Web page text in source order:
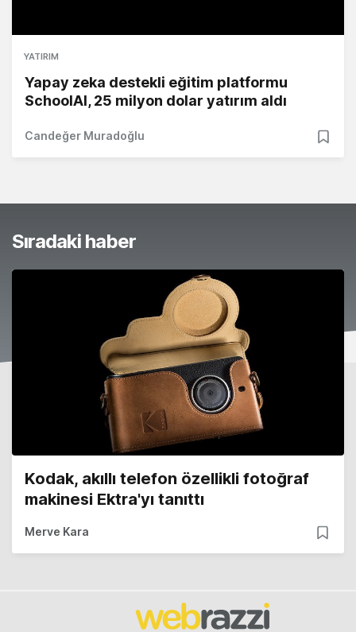
YATIRIM
Yapay zeka destekli eğitim platformu
SchoolAI, 25 milyon dolar yatırım aldı
Candeğer Muradoğlu
Sıradaki haber
Kodak, akıllı telefon özellikli fotoğraf
makinesi Ektra'yı tanıttı
Merve Kara